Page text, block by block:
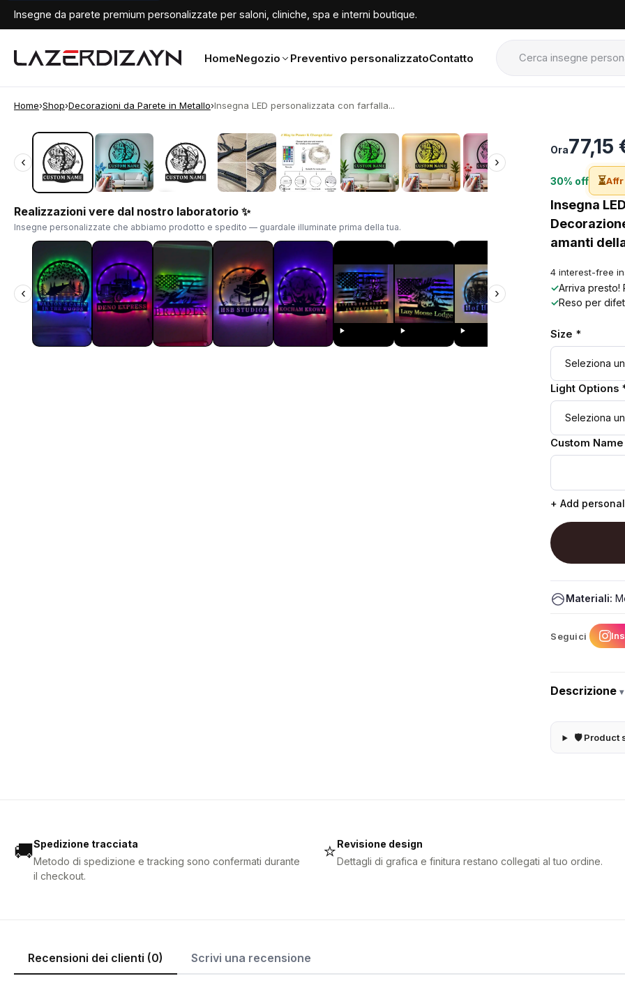
Insegne da parete premium personalizzate per saloni, cliniche, spa e interni boutique.
HomeNegozio Preventivo personalizzatoContatto
Home›Shop›Decorazioni da Parete in Metallo›Insegna LED personalizzata con farfalla...
‹ ›
‹ ›
Realizzazioni vere dal nostro laboratorio ✨
Insegne personalizzate che abbiamo prodotto e spedito — guardale illuminate prima della tua.
‹ ›
Ora77,15
30% off ⏳
Insegna
amanti
4 interest-free
✓Arriva
✓Reso per
Size *
Light Options
Custom
+ Add
Materiali:
Seguici
Descrizione▾
🛡 Product
🚚Spedizione tracciata
Metodo di spedizione e tracking sono confermati durante
il checkout.
⭐Revisione design
Dettagli di grafica e finitura restano collegati al tuo ordine.
Recensioni dei clienti (0) Scrivi una recensione